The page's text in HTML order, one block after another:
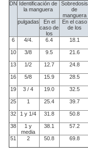
DN
Identificación de
la manguera
Sobredosis
de
manguera
pulgadas
En el
caso de
los
En el caso
de los
6 4/4. 6.4 18.1
10
3/8 9.5 21.6
13
1/2 12.7 24.8
16
5/8 15.9 28.5
19
3 / 4 19.0 32.5
25
1 25.4 39.7
32
1 y 1/4 31.8 50.8
38
1 y
media
38.1 57.2
51
2 50.8 69.8